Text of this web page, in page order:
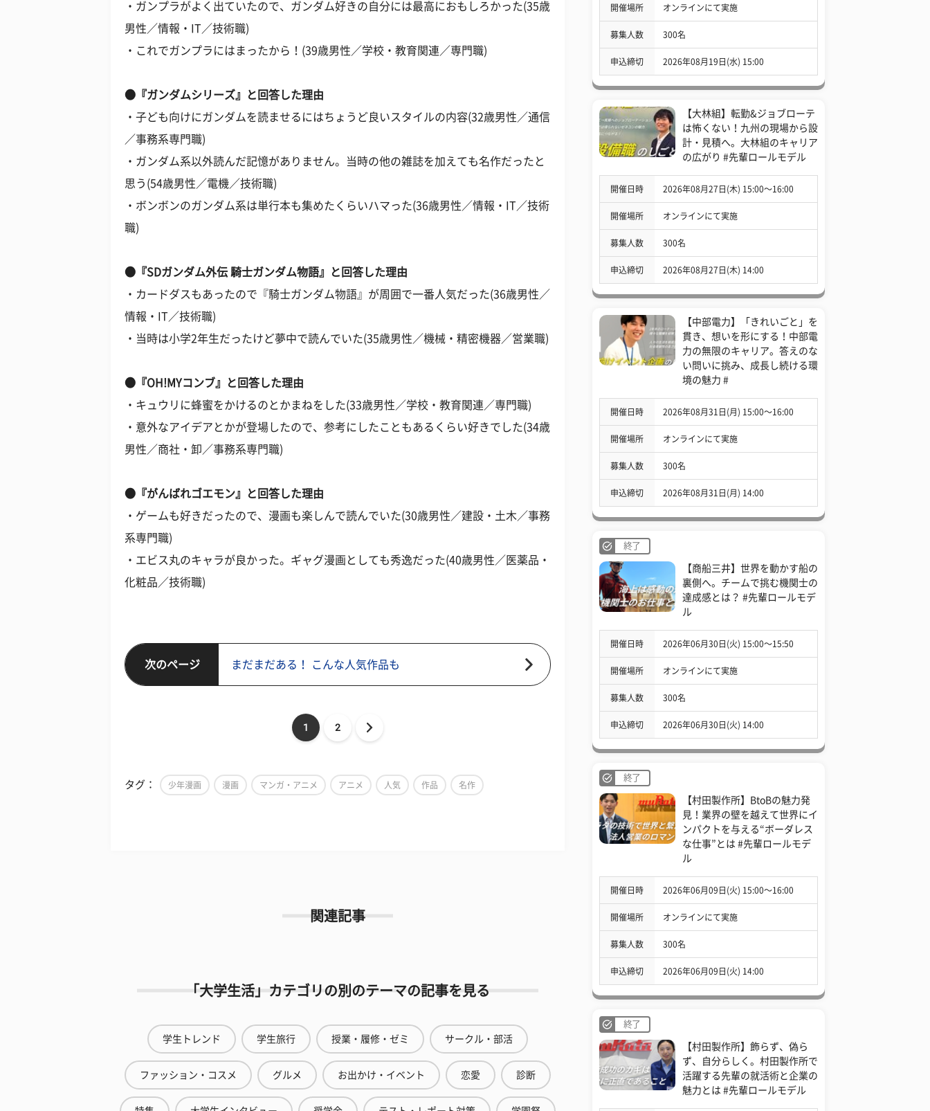
・ガンプラがよく出ていたので、ガンダム好きの自分には最高におもしろかった(35歳
男性／情報・IT／技術職)
・これでガンプラにはまったから！(39歳男性／学校・教育関連／専門職)
●『ガンダムシリーズ』と回答した理由
・子ども向けにガンダムを読ませるにはちょうど良いスタイルの内容(32歳男性／通信
／事務系専門職)
・ガンダム系以外読んだ記憶がありません。当時の他の雑誌を加えても名作だったと
思う(54歳男性／電機／技術職)
・ボンボンのガンダム系は単行本も集めたくらいハマった(36歳男性／情報・IT／技術
職)
●『SDガンダム外伝 騎士ガンダム物語』と回答した理由
・カードダスもあったので『騎士ガンダム物語』が周囲で一番人気だった(36歳男性／
情報・IT／技術職)
・当時は小学2年生だったけど夢中で読んでいた(35歳男性／機械・精密機器／営業職)
●『OH!MYコンブ』と回答した理由
・キュウリに蜂蜜をかけるのとかまねをした(33歳男性／学校・教育関連／専門職)
・意外なアイデアとかが登場したので、参考にしたこともあるくらい好きでした(34歳
男性／商社・卸／事務系専門職)
●『がんばれゴエモン』と回答した理由
・ゲームも好きだったので、漫画も楽しんで読んでいた(30歳男性／建設・土木／事務
系専門職)
・エビス丸のキャラが良かった。ギャグ漫画としても秀逸だった(40歳男性／医薬品・
化粧品／技術職)
次のページ まだまだある！ こんな人気作品も
1 2
タグ： 少年漫画 漫画 マンガ・アニメ アニメ 人気 作品 名作
関連記事
「大学生活」カテゴリの別のテーマの記事を見る
学生トレンド 学生旅行 授業・履修・ゼミ サークル・部活
ファッション・コスメ グルメ お出かけ・イベント 恋愛 診断
開催場所 オンラインにて実施
募集人数 300名
申込締切 2026年08月19日(水) 15:00
【大林組】転勤&ジョブローテ
は怖くない！九州の現場から設
計・見積へ。大林組のキャリア
の広がり #先輩ロールモデル
開催日時 2026年08月27日(木) 15:00〜16:00
開催場所 オンラインにて実施
募集人数 300名
申込締切 2026年08月27日(木) 14:00
【中部電力】「きれいごと」を
貫き、想いを形にする！中部電
力の無限のキャリア。答えのな
い問いに挑み、成長し続ける環
境の魅力 #
開催日時 2026年08月31日(月) 15:00〜16:00
開催場所 オンラインにて実施
募集人数 300名
申込締切 2026年08月31日(月) 14:00
終了
【商船三井】世界を動かす船の
裏側へ。チームで挑む機関士の
達成感とは？ #先輩ロールモデ
ル
開催日時 2026年06月30日(火) 15:00〜15:50
開催場所 オンラインにて実施
募集人数 300名
申込締切 2026年06月30日(火) 14:00
終了
【村田製作所】BtoBの魅力発
見！業界の壁を越えて世界にイ
ンパクトを与える“ボーダレス
な仕事”とは #先輩ロールモデ
ル
開催日時 2026年06月09日(火) 15:00〜16:00
開催場所 オンラインにて実施
募集人数 300名
申込締切 2026年06月09日(火) 14:00
終了
【村田製作所】飾らず、偽ら
ず、自分らしく。村田製作所で
活躍する先輩の就活術と企業の
魅力とは #先輩ロールモデル